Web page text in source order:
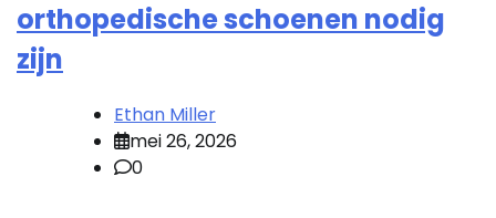
orthopedische schoenen nodig
zijn
Ethan Miller
mei 26, 2026
0